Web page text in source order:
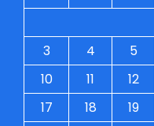
3
4 5
10
11 12
17
18 19